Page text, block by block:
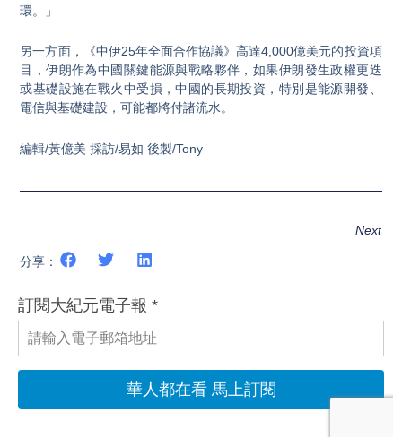
環。」
另一方面，《中伊25年全面合作協議》高達4,000億美元的投資項
目，伊朗作為中國關鍵能源與戰略夥伴，如果伊朗發生政權更迭
或基礎設施在戰火中受損，中國的長期投資，特別是能源開發、
電信與基礎建設，可能都將付諸流水。
編輯/黃億美 採訪/易如 後製/Tony
Next
分享：